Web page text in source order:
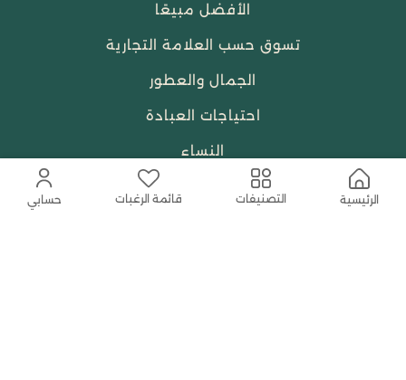
الرئيسية التصنيفات قائمة الرغبات حسابي
الأفضل مبيعًا
تسوق حسب العلامة التجارية
الجمال والعطور
احتياجات العبادة
النساء